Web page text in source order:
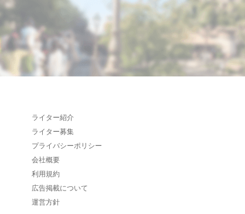
ライター紹介
ライター募集
プライバシーポリシー
会社概要
利用規約
広告掲載について
運営方針